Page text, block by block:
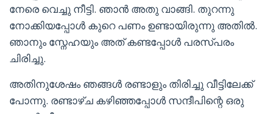
നേരെ വെച്ചു നീട്ടി. ഞാൻ അതു വാങ്ങി. തുറന്നു
നോക്കിയപ്പോൾ കുറെ പണം ഉണ്ടായിരുന്നു അതിൽ.
ഞാനും സ്നേഹയും അത് കണ്ടപ്പോൾ പരസ്പരം
ചിരിച്ചു.
അതിനുശേഷം ഞങ്ങൾ രണ്ടാളും തിരിച്ചു വീട്ടിലേക്ക്
പോന്നു. രണ്ടാഴ്ച കഴിഞ്ഞപ്പോൾ സന്ദീപിന്റെ ഒരു